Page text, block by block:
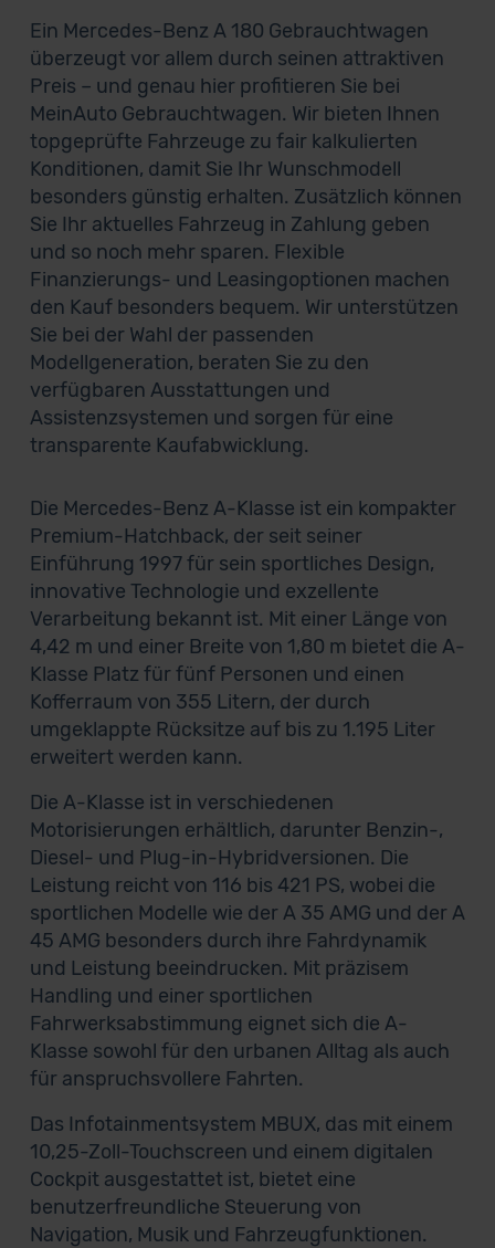
Ein Mercedes-Benz A 180 Gebrauchtwagen
überzeugt vor allem durch seinen attraktiven
Preis – und genau hier profitieren Sie bei
MeinAuto Gebrauchtwagen. Wir bieten Ihnen
topgeprüfte Fahrzeuge zu fair kalkulierten
Konditionen, damit Sie Ihr Wunschmodell
besonders günstig erhalten. Zusätzlich können
Sie Ihr aktuelles Fahrzeug in Zahlung geben
und so noch mehr sparen. Flexible
Finanzierungs- und Leasingoptionen machen
den Kauf besonders bequem. Wir unterstützen
Sie bei der Wahl der passenden
Modellgeneration, beraten Sie zu den
verfügbaren Ausstattungen und
Assistenzsystemen und sorgen für eine
transparente Kaufabwicklung.
Die Mercedes-Benz A-Klasse ist ein kompakter
Premium-Hatchback, der seit seiner
Einführung 1997 für sein sportliches Design,
innovative Technologie und exzellente
Verarbeitung bekannt ist. Mit einer Länge von
4,42 m und einer Breite von 1,80 m bietet die A-
Klasse Platz für fünf Personen und einen
Kofferraum von 355 Litern, der durch
umgeklappte Rücksitze auf bis zu 1.195 Liter
erweitert werden kann.
Die A-Klasse ist in verschiedenen
Motorisierungen erhältlich, darunter Benzin-,
Diesel- und Plug-in-Hybridversionen. Die
Leistung reicht von 116 bis 421 PS, wobei die
sportlichen Modelle wie der A 35 AMG und der A
45 AMG besonders durch ihre Fahrdynamik
und Leistung beeindrucken. Mit präzisem
Handling und einer sportlichen
Fahrwerksabstimmung eignet sich die A-
Klasse sowohl für den urbanen Alltag als auch
für anspruchsvollere Fahrten.
Das Infotainmentsystem MBUX, das mit einem
10,25-Zoll-Touchscreen und einem digitalen
Cockpit ausgestattet ist, bietet eine
benutzerfreundliche Steuerung von
Navigation, Musik und Fahrzeugfunktionen.